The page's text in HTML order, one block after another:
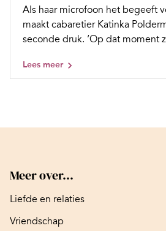
Als haar microfoon het begeeft
maakt cabaretier Katinka
seconde druk. ‘Op dat moment
Lees meer
Meer over...
Liefde en relaties
Vriendschap